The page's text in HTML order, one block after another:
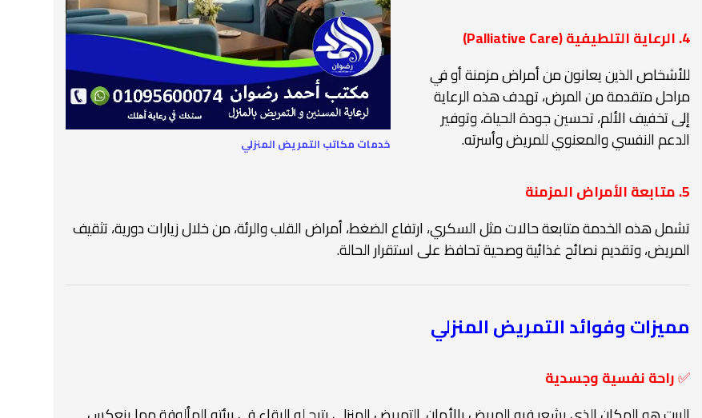
خدمات مكاتب التمريض المنزلي
4. الرعاية التلطيفية (Palliative Care)
للأشخاص الذين يعانون من أمراض مزمنة أو في
مراحل متقدمة من المرض، تهدف هذه الرعاية
إلى تخفيف الألم، تحسين جودة الحياة، وتوفير
الدعم النفسي والمعنوي للمريض وأسرته.
5. متابعة الأمراض المزمنة
تشمل هذه الخدمة متابعة حالات مثل السكري، ارتفاع الضغط، أمراض القلب والرئة، من خلال زيارات دورية، تثقيف
المريض، وتقديم نصائح غذائية وصحية تحافظ على استقرار الحالة.
مميزات وفوائد التمريض المنزلي
✅راحة نفسية وجسدية